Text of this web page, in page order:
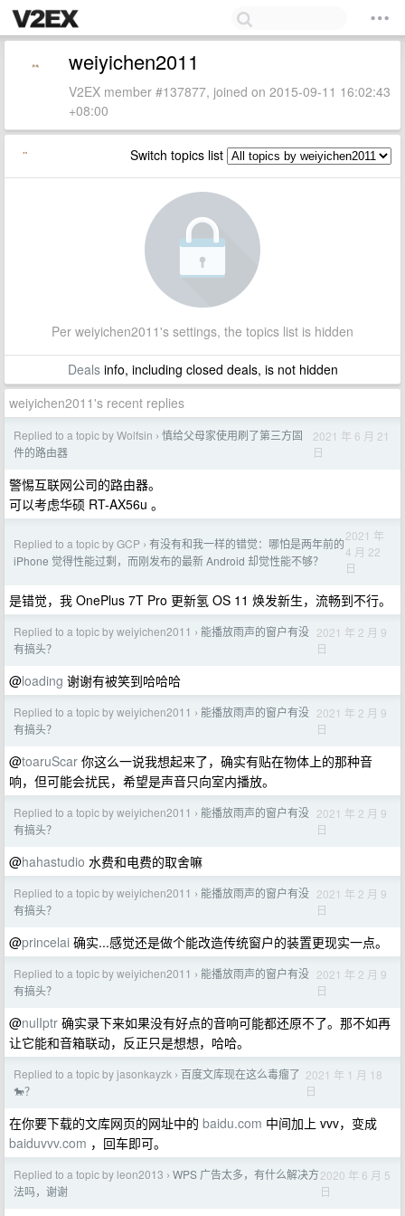
weiyichen2011
V2EX member #137877, joined on 2015-09-11 16:02:43
+08:00
Switch topics list
Per weiyichen2011's settings, the topics list is hidden
Dealsinfo, including closed deals, is not hidden
weiyichen2011's recent replies
Replied to a topic by Wolfsin › 慎给父母家使用刷了第三方固
件的路由器
2021 年 6 月 21
日
警惕互联网公司的路由器。
可以考虑华硕 RT-AX56u 。
Replied to a topic by GCP › 有没有和我一样的错觉：哪怕是两年前的
iPhone 觉得性能过剩，而刚发布的最新 Android 却觉性能不够？
2021 年
4 月 22
日
是错觉，我 OnePlus 7T Pro 更新氢 OS 11 焕发新生，流畅到不行。
Replied to a topic by weiyichen2011 › 能播放雨声的窗户有没
有搞头？
2021 年 2 月 9
日
@loading 谢谢有被笑到哈哈哈
Replied to a topic by weiyichen2011 › 能播放雨声的窗户有没
有搞头？
2021 年 2 月 9
日
@toaruScar 你这么一说我想起来了，确实有贴在物体上的那种音
响，但可能会扰民，希望是声音只向室内播放。
Replied to a topic by weiyichen2011 › 能播放雨声的窗户有没
有搞头？
2021 年 2 月 9
日
@hahastudio 水费和电费的取舍嘛
Replied to a topic by weiyichen2011 › 能播放雨声的窗户有没
有搞头？
2021 年 2 月 9
日
@princelai 确实...感觉还是做个能改造传统窗户的装置更现实一点。
Replied to a topic by weiyichen2011 › 能播放雨声的窗户有没
有搞头？
2021 年 2 月 9
日
@nulIptr 确实录下来如果没有好点的音响可能都还原不了。那不如再
让它能和音箱联动，反正只是想想，哈哈。
Replied to a topic by jasonkayzk › 百度文库现在这么毒瘤了
🐎？
2021 年 1 月 18
日
在你要下载的文库网页的网址中的 baidu.com 中间加上 vvv，变成
baiduvvv.com ，回车即可。
Replied to a topic by leon2013 › WPS 广告太多，有什么解决方
法吗，谢谢
2020 年 6 月 5
日